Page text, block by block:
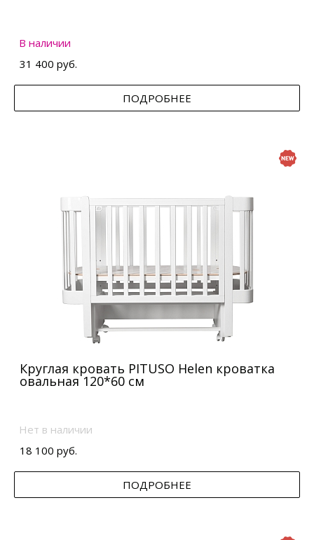
В наличии
31 400 руб.
ПОДРОБНЕЕ
Круглая кровать PITUSO Helen кроватка
овальная 120*60 см
Нет в наличии
18 100 руб.
ПОДРОБНЕЕ